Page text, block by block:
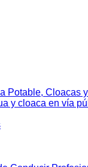
Potable, Cloacas
y cloaca en vía